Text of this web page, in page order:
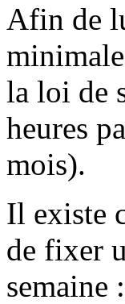
Afin de
la loi de
heures
mois).
Il existe
de fixer
semaine :